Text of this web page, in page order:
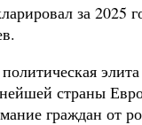
за
страны
граждан от